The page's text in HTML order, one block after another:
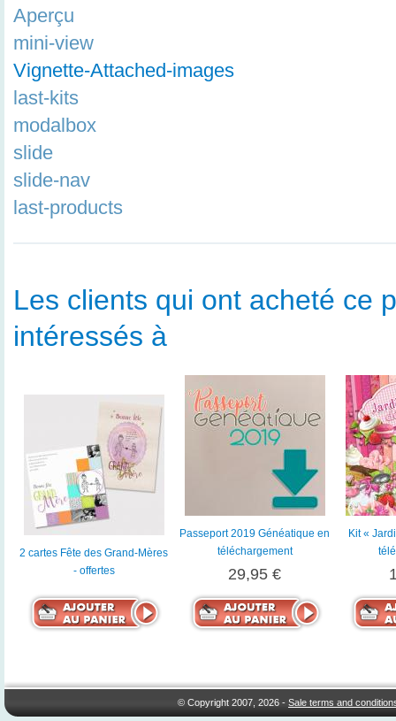
Aperçu
mini-view
Vignette-Attached-images
last-kits
modalbox
slide
slide-nav
last-products
Les clients qui ont acheté ce
intéressés à
2 cartes Fête des Grand-Mères
- offertes
Passeport 2019 Généatique en
téléchargement
29,95 €
Kit «
© Copyright 2007, 2026 -Sale terms and